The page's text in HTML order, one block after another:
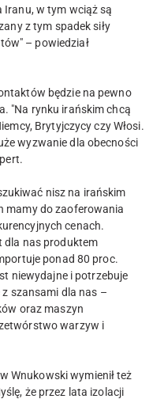
w tym wciąż są
z tym spadek siły
– powiedział
będzie na pewno
"Na rynku irańskim chcą
Brytyjczycy czy Włosi.
wyzwanie dla obecności
nisz na irańskim
mamy do zaoferowania
cenach.
dla nas produktem
ponad 80 proc.
niewydajne i potrzebuje
szansami dla nas –
oraz maszyn
warzyw i
Wnukowski wymienił też
że przez lata izolacji